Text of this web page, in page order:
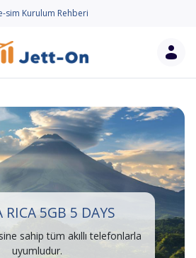
sim Kurulum Rehberi
RICA 5GB 5 DAYS
sahip tüm akıllı telefonlarla
uyumludur.